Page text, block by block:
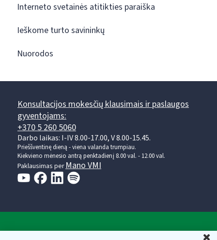
Interneto svetainės atitikties paraiška
Ieškome turto savininkų
Nuorodos
Konsultacijos mokesčių klausimais ir paslaugos
gyventojams:
+370 5 260 5060
Darbo laikas: I-IV 8.00-17.00, V 8.00-15.45.
Prieššventinę dieną - viena valanda trumpiau.
Kiekvieno mėnesio antrą penktadienį 8.00 val. - 12.00 val.
Paklausimas per Mano VMI